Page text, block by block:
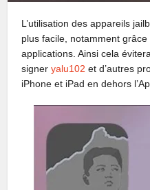
L’utilisation des appareils
plus facile, notamment
applications. Ainsi cela
signeryalu102 et d’autres
iPhone et iPad en dehors